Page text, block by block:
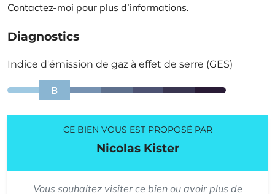
Contactez-moi pour plus d’informations.
Diagnostics
Indice d'émission de gaz à effet de serre (GES)
B
CE BIEN VOUS EST PROPOSÉ PAR
Nicolas Kister
Vous souhaitez visiter ce bien ou avoir plus de